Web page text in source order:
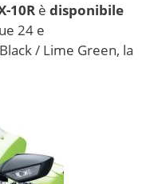
10R è disponibile
24 e
/ Lime Green, la